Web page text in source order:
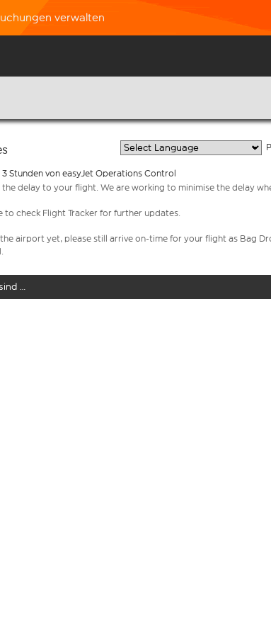
verwalten
Stunden von easyJet Operations Control
delay to your flight. We are working to minimise the delay
to check Flight Tracker for further updates.
airport yet, please still arrive on-time for your flight as Bag
…